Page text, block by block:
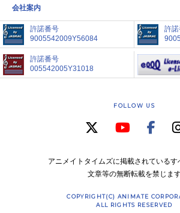
会社案内
許諾番号
9005542009Y56084
許
許諾番号
005542005Y31018
FOLLOW US
アニメイトタイムズに掲載されているす
文章等の無断転載を禁じま
COPYRIGHT(C) ANIMATE
ALL RIGHTS RESERVED